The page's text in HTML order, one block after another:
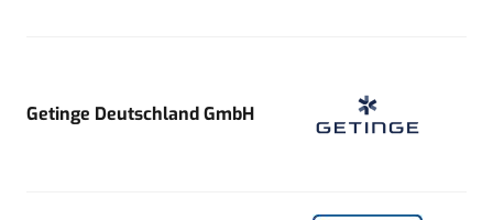
Getinge Deutschland GmbH